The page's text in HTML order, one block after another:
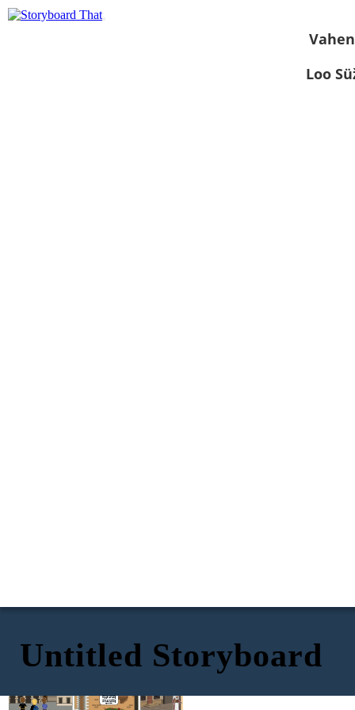
Loo
Untitled Storyboard
Sa tuwing iniisip ko ang
iyong mga mata, parang
nahuhulog ako sa isang